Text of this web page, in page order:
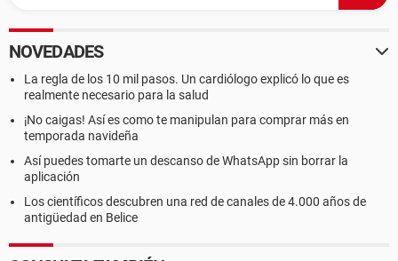
NOVEDADES
La regla de los 10 mil pasos. Un cardiólogo explicó lo que es
realmente necesario para la salud
¡No caigas! Así es como te manipulan para comprar más en
temporada navideña
Así puedes tomarte un descanso de WhatsApp sin borrar la
aplicación
Los científicos descubren una red de canales de 4.000 años de
antigüedad en Belice